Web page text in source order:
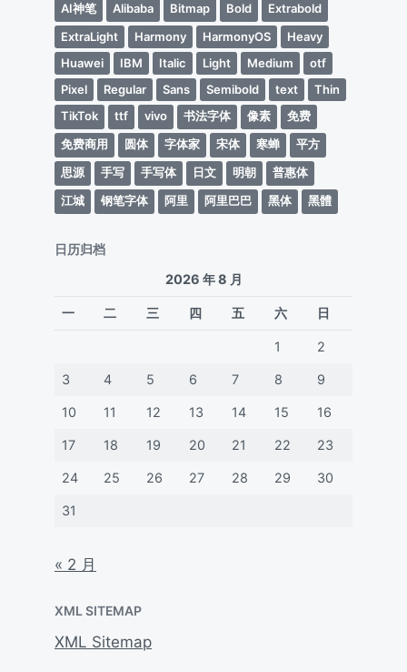
AI神笔 Alibaba Bitmap Bold
Extrabold
ExtraLight
Harmony HarmonyOS
Heavy
Huawei
IBM Italic Light Medium
otf
Pixel
Regular Sans Semibold text
Thin
TikTok
ttf vivo 书法字体 像素
免费
免费商用
圆体 字体家 宋体 寒蝉
平方
思源
手写 手写体 日文 明朝
普惠体
江城
钢笔字体 阿里 阿里巴巴 黑体 黑體
日历归档
2026 年 8 月
一 二 三 四 五 六 日
1 2
3 4 5 6 7 8 9
10 11 12 13 14 15 16
17 18 19 20 21 22 23
24 25 26 27 28 29 30
31
« 2 月
XML SITEMAP
XML Sitemap